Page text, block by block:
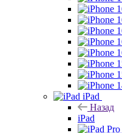
iPad
Назад
iPad